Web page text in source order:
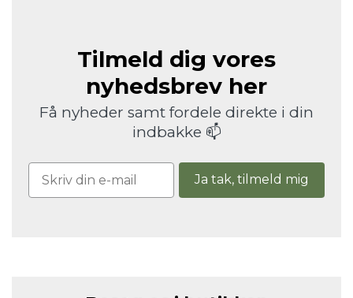
Tilmeld dig vores
nyhedsbrev her
Få nyheder samt fordele direkte i din
indbakke 📫
Ja tak, tilmeld mig